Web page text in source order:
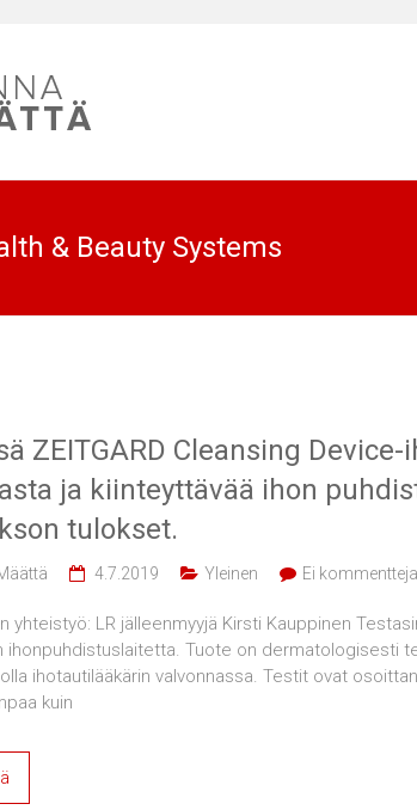
& Beauty Systems
ZEITGARD Cleansing
ja kiinteyttävää ihon
tulokset.
4.7.2019 Yleinen Ei kommentteja
yhteistyö: LR jälleenmyyjä Kirsti Kauppinen
ihonpuhdistuslaitetta. Tuote on dermatologisesti
ihotautilääkärin valvonnassa. Testit ovat
kuin